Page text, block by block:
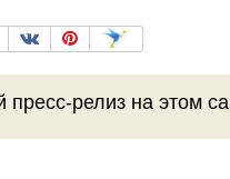
пресс-релиз на этом